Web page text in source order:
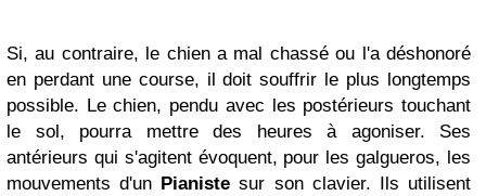
Si, au contraire, le chien a mal chassé ou l'a déshonoré
en perdant une course, il doit souffrir le plus longtemps
possible. Le chien, pendu avec les postérieurs touchant
le sol, pourra mettre des heures à agoniser. Ses
antérieurs qui s'agitent évoquent, pour les galgueros, les
mouvements d'un Pianiste sur son clavier. Ils utilisent